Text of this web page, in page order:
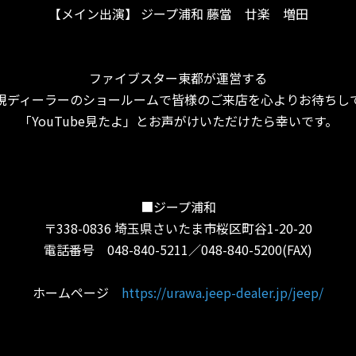
【メイン出演】 ジープ浦和 藤當 廿楽 増田
ファイブスター東都が運営する
ディーラーのショールームで皆様のご来店を心よりお待ちし
「YouTube見たよ」とお声がけいただけたら幸いです。
■ジープ浦和
〒338-0836 埼玉県さいたま市桜区町谷1-20-20
電話番号 048-840-5211／048-840-5200(FAX)
ホームページ https://urawa.jeep-dealer.jp/jeep/